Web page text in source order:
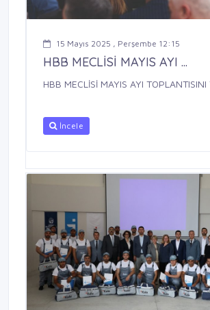
15 Mayıs 2025 , Perşembe 12:15
HBB MECLİSİ MAYIS AYI ...
HBB MECLİSİ MAYIS AYI TOPLANTISINI
İncele